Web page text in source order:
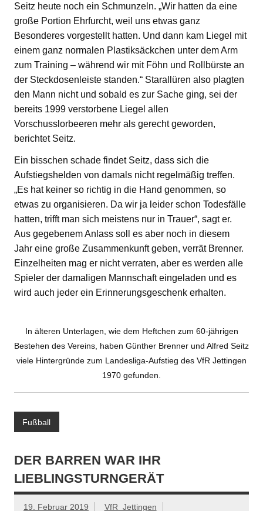
Seitz heute noch ein Schmunzeln. „Wir hatten da eine
große Portion Ehrfurcht, weil uns etwas ganz
Besonderes vorgestellt hatten. Und dann kam Liegel mit
einem ganz normalen Plastiksäckchen unter dem Arm
zum Training – während wir mit Föhn und Rollbürste an
der Steckdosenleiste standen.“ Starallüren also plagten
den Mann nicht und sobald es zur Sache ging, sei der
bereits 1999 verstorbene Liegel allen
Vorschusslorbeeren mehr als gerecht geworden,
berichtet Seitz.
Ein bisschen schade findet Seitz, dass sich die
Aufstiegshelden von damals nicht regelmäßig treffen.
„Es hat keiner so richtig in die Hand genommen, so
etwas zu organisieren. Da wir ja leider schon Todesfälle
hatten, trifft man sich meistens nur in Trauer“, sagt er.
Aus gegebenem Anlass soll es aber noch in diesem
Jahr eine große Zusammenkunft geben, verrät Brenner.
Einzelheiten mag er nicht verraten, aber es werden alle
Spieler der damaligen Mannschaft eingeladen und es
wird auch jeder ein Erinnerungsgeschenk erhalten.
In älteren Unterlagen, wie dem Heftchen zum 60-jährigen
Bestehen des Vereins, haben Günther Brenner und Alfred Seitz
viele Hintergründe zum Landesliga-Aufstieg des VfR Jettingen
1970 gefunden.
Fußball
DER BARREN WAR IHR
LIEBLINGSTURNGERÄT
19. Februar 2019 VfR_Jettingen